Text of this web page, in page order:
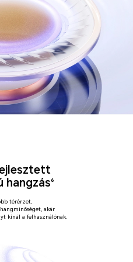
hangzás6
térérzet,
akár
kínál a felhasználónak.